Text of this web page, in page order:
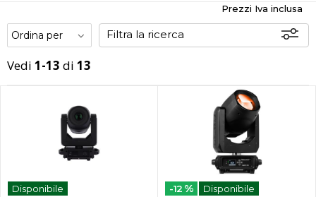
Prezzi Iva inclusa
Filtra la ricerca
Vedi 1-13 di 13
Disponibile -12 % Disponibile